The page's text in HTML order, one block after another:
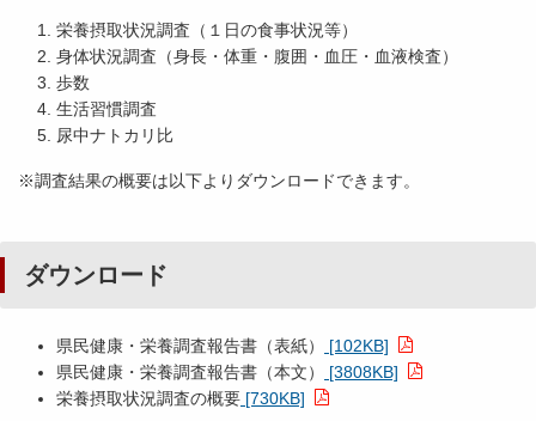
栄養摂取状況調査（１日の食事状況等）
身体状況調査（身長・体重・腹囲・血圧・血液検査）
歩数
生活習慣調査
尿中ナトカリ比
※調査結果の概要は以下よりダウンロードできます。
ダウンロード
県民健康・栄養調査報告書（表紙）
[102KB]
県民健康・栄養調査報告書（本文）
[3808KB]
栄養摂取状況調査の概要 [730KB]